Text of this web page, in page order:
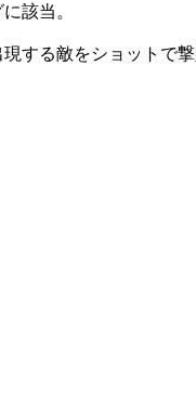
該当。
する敵をショットで